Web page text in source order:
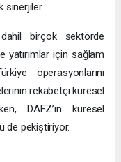
sinerjiler
birçok sektörde
yatırımlar için sağlam
operasyonlarını
rekabetçi küresel
DAFZ’ın küresel
de pekiştiriyor.